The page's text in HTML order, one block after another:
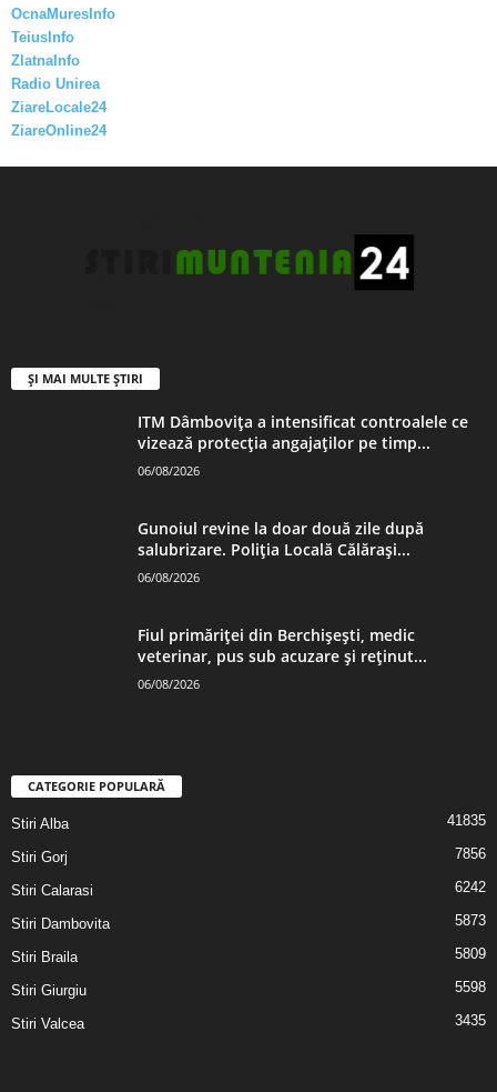
OcnaMuresInfo
TeiusInfo
ZlatnaInfo
Radio Unirea
ZiareLocale24
ZiareOnline24
ȘI MAI MULTE ȘTIRI
ITM Dâmbovița a intensificat controalele ce
vizează protecția angajaților pe timp...
06/08/2026
Gunoiul revine la doar două zile după
salubrizare. Poliția Locală Călărași...
06/08/2026
Fiul primăriţei din Berchişeşti, medic
veterinar, pus sub acuzare şi reţinut...
06/08/2026
CATEGORIE POPULARĂ
Stiri Alba 41835
Stiri Gorj 7856
Stiri Calarasi 6242
Stiri Dambovita 5873
Stiri Braila 5809
Stiri Giurgiu 5598
Stiri Valcea 3435